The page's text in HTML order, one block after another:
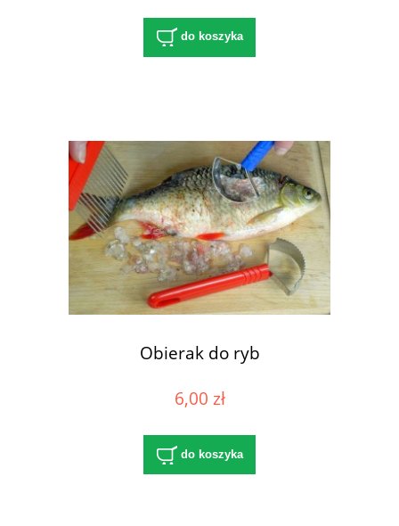
do koszyka
Obierak do ryb
6,00 zł
do koszyka